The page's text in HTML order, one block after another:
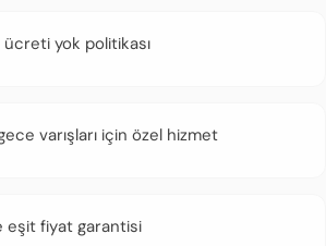
yok politikası
varışları için özel hizmet
eşit fiyat garantisi